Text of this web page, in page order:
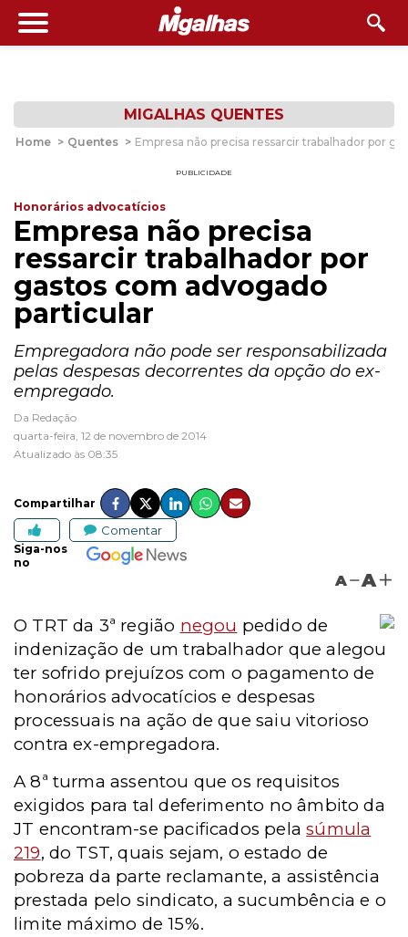
MIGALHAS QUENTES
Home > Quentes > Empresa não precisa ressarcir trabalhador por
PUBLICIDADE
Honorários advocatícios
Empresa não precisa
ressarcir trabalhador por
gastos com advogado
particular
Empregadora não pode ser responsabilizada
pelas despesas decorrentes da opção do ex-
empregado.
Da Redação
quarta-feira, 12 de novembro de 2014
Atualizado às 08:35
Compartilhar
Comentar
Siga-nos
no
A A
O TRT da 3ª região negou pedido de
indenização de um trabalhador que alegou
ter sofrido prejuízos com o pagamento de
honorários advocatícios e despesas
processuais na ação de que saiu vitorioso
contra ex-empregadora.
A 8ª turma assentou que os requisitos
exigidos para tal deferimento no âmbito da
JT encontram-se pacificados pelasúmula
219, do TST, quais sejam, o estado de
pobreza da parte reclamante, a assistência
prestada pelo sindicato, a sucumbência e o
limite máximo de 15%.